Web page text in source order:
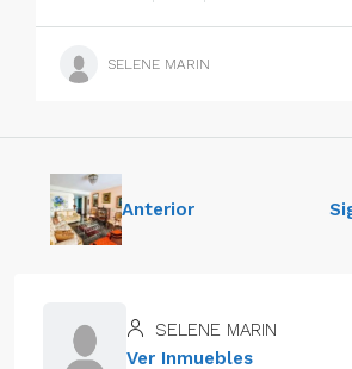
SELENE MARIN
Anterior
SELENE MARIN
Ver Inmuebles